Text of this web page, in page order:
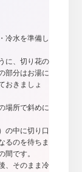
冷水を準備し
に、切り花の
部分はお湯に
おきましょ
場所で斜めに
の中に切り口
るのを待ちま
間です。
、そのまま冷